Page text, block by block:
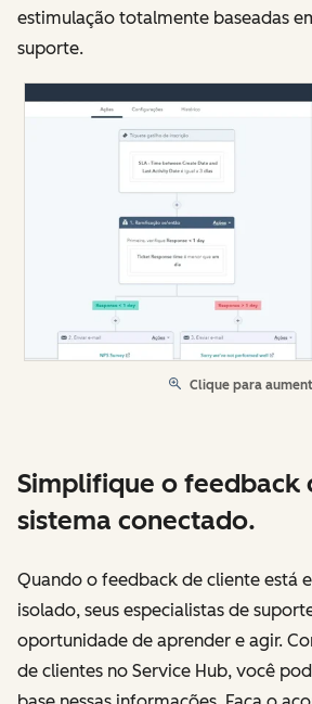
estimulação totalmente baseadas
suporte.
Clique para
Simplifique o feedback
sistema conectado.
Quando o feedback de cliente está
isolado, seus especialistas de
oportunidade de aprender e agir.
de clientes no Service Hub, você